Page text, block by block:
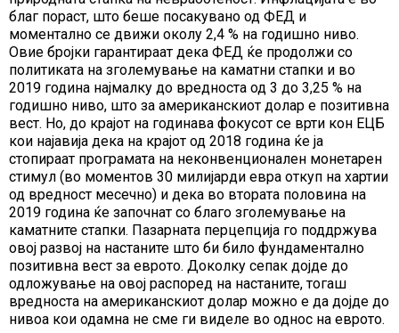
благ пораст, што беше посакувано од ФЕД и
моментално се движи околу 2,4 % на годишно ниво.
Овие бројки гарантираат дека ФЕД ќе продолжи со
политиката на зголемување на каматни стапки и во
2019 година најмалку до вредноста од 3 до 3,25 % на
годишно ниво, што за американскиот долар е позитивна
вест. Но, до крајот на годинава фокусот се врти кон ЕЦБ
кои најавија дека на крајот од 2018 година ќе ја
стопираат програмата на неконвенционален монетарен
стимул (во моментов 30 милијарди евра откуп на хартии
од вредност месечно) и дека во втората половина на
2019 година ќе започнат со благо зголемување на
каматните стапки. Пазарната перцепција го поддржува
овој развој на настаните што би било фундаментално
позитивна вест за еврото. Доколку сепак дојде до
одложување на овој распоред на настаните, тогаш
вредноста на американскиот долар можно е да дојде до
нивоа кои одамна не сме ги виделе во однос на еврото.